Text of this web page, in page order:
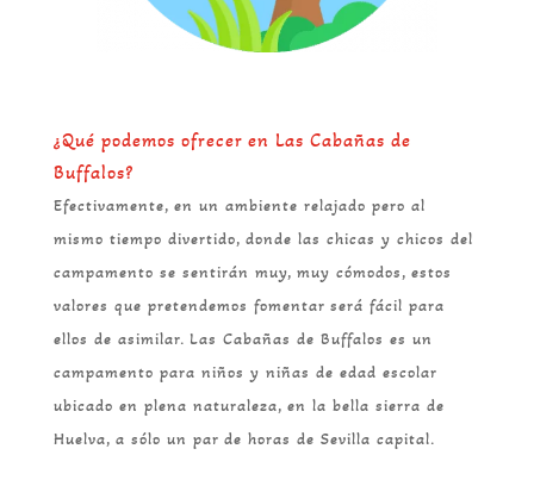
¿Qué podemos ofrecer en Las Cabañas de
Buffalos?
Efectivamente, en un ambiente relajado pero al
mismo tiempo divertido, donde las chicas y chicos del
campamento se sentirán muy, muy cómodos, estos
valores que pretendemos fomentar será fácil para
ellos de asimilar. Las Cabañas de Buffalos es un
campamento para niños y niñas de edad escolar
ubicado en plena naturaleza, en la bella sierra de
Huelva, a sólo un par de horas de Sevilla capital.